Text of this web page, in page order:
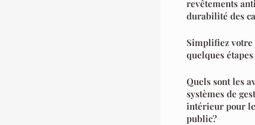
revêtements
durabilité des
Simplifiez votre
quelques étapes
Quels sont les
systèmes de
intérieur pour
public?